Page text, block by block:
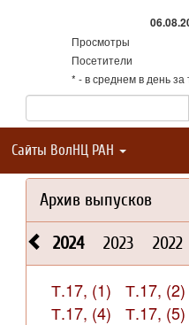
Просмотры
Посетители
* - в среднем в день
Сайты ВолНЦ РАН
Архив выпусков
2024 2023 2022
Т.17, (1) Т.17, (2)
Т.17, (4)
Т.17, (5)